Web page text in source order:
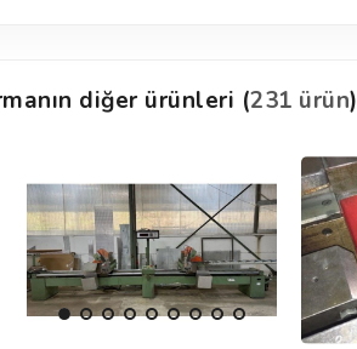
diğer ürünleri (231 ürün)